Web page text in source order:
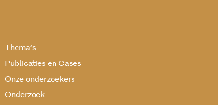
Thema’s
Publicaties en Cases
Onze onderzoekers
Onderzoek